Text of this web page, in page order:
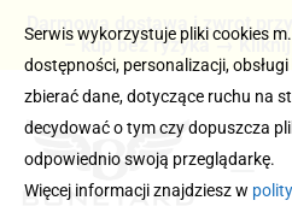
Darmowa dostawa i zwrot przy
– kup bez ryzyka → Kliknij
Serwis wykorzystuje pliki cookies
dostępności, personalizacji,
zbierać dane, dotyczące ruchu na
decydować o tym czy dopuszcza
odpowiednio swoją przeglądarkę.
Więcej informacji znajdziesz w